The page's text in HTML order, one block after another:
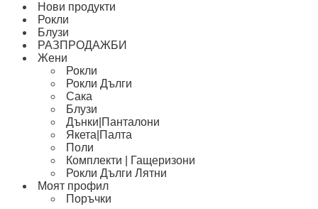
Нови продукти
Рокли
Блузи
РАЗПРОДАЖБИ
Жени
Рокли
Рокли Дълги
Сака
Блузи
Дънки|Панталони
Якета|Палта
Поли
Комплекти | Гащеризони
Рокли Дълги Лятни
Моят профил
Поръчки